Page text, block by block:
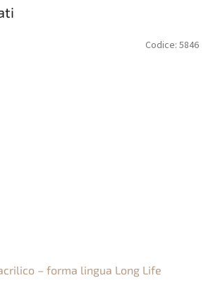
– forma lingua Long Life
Codice: 5846